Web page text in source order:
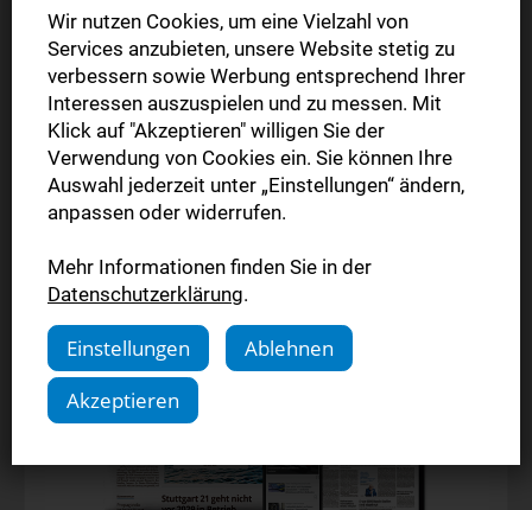
Alle Inhalte auf stuttgarter-nachrichten.de
monatlich
20,90 €
Jetzt bestellen
Wir nutzen Cookies, um eine Vielzahl von
Services anzubieten, unsere Website stetig zu
verbessern sowie Werbung entsprechend Ihrer
Interessen auszuspielen und zu messen. Mit
Klick auf "Akzeptieren" willigen Sie der
Verwendung von Cookies ein. Sie können Ihre
Auswahl jederzeit unter „Einstellungen“ ändern,
anpassen oder widerrufen.
Mehr Informationen finden Sie in der
Datenschutzerklärung.
Einstellungen
Ablehnen
Akzeptieren